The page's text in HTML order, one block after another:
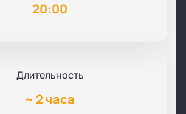
20:00
Длительность
~ 2 часа